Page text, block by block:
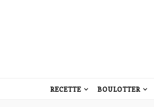
RECETTE BOULOTTER